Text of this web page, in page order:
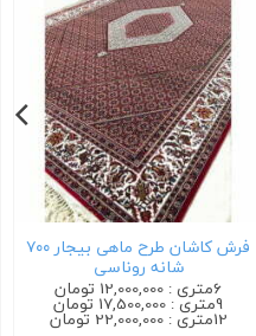
فرش کاشان طرح ماهی بیجار ۷۰۰
فرش ترمه ۷۰۰ شانه سرمه ای
6متری : 12,000,000 تومان
9متری : 17,500,000 تومان
12متری : 22,000,000 تومان